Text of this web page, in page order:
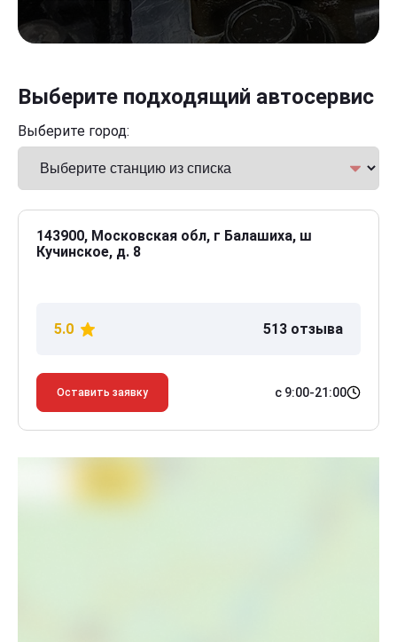
Выберите подходящий автосервис
Выберите город:
143900, Московская обл, г Балашиха, ш
Кучинское, д. 8
5.0 513 отзыва
Оставить заявку с 9:00-21:00